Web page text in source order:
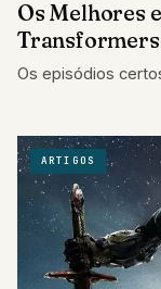
Os Melhores
Transformers
Os episódios
ARTIGOS